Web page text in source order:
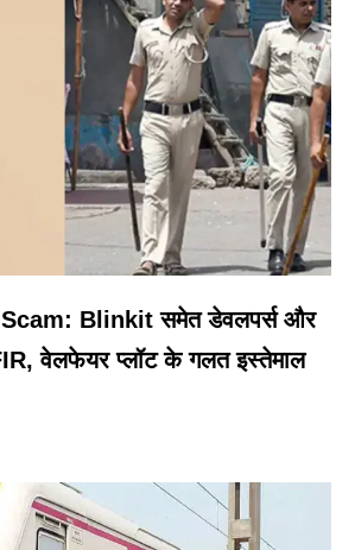
Blinkit समेत डेवलपर्स और
वेलफेयर प्लॉट के गलत इस्तेमाल